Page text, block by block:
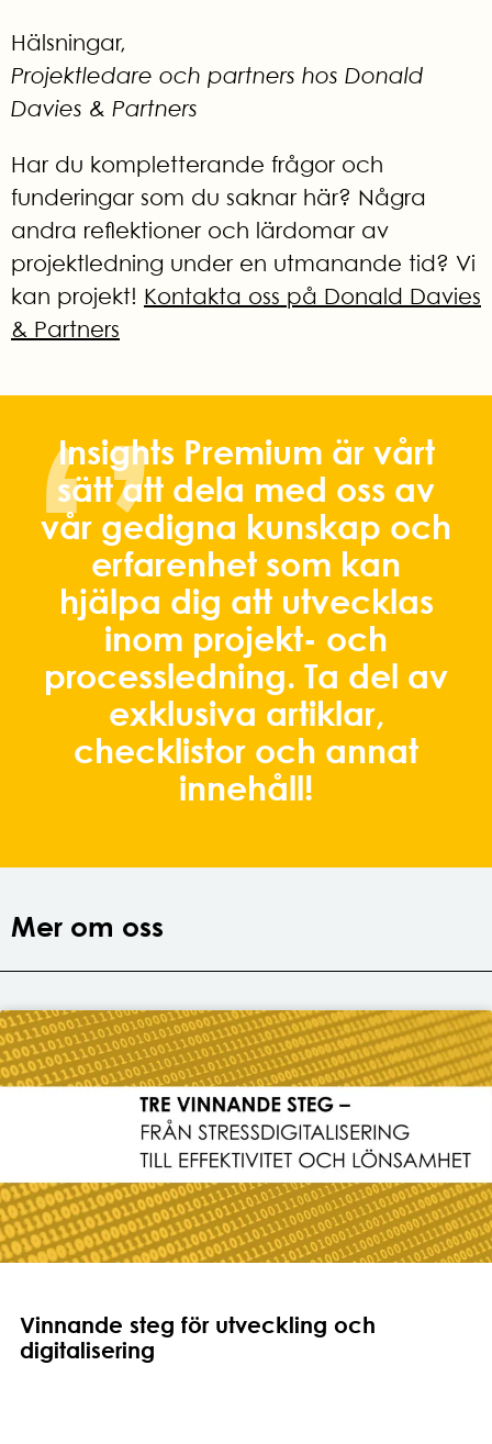
Hälsningar,
Projektledare och partners hos Donald
Davies & Partners
Har du kompletterande frågor och
funderingar som du saknar här? Några
andra reflektioner och lärdomar av
projektledning under en utmanande tid? Vi
kan projekt! Kontakta oss på Donald Davies
& Partners
Insights Premium är vårt
sätt att dela med oss av
vår gedigna kunskap och
erfarenhet som kan
hjälpa dig att utvecklas
inom projekt- och
processledning. Ta del av
exklusiva artiklar,
checklistor och annat
innehåll!
‘’
Mer om oss
Vinnande steg för utveckling och
digitalisering